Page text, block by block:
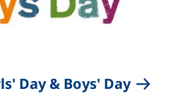
Day & Boys' Day